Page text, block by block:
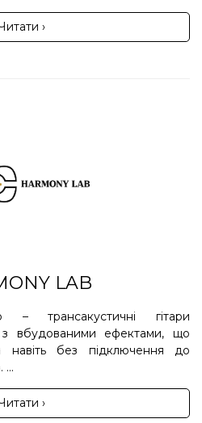
›
LAB
трансакустичні гітари
з вбудованими ефектами, що
навіть без підключення до
...
›